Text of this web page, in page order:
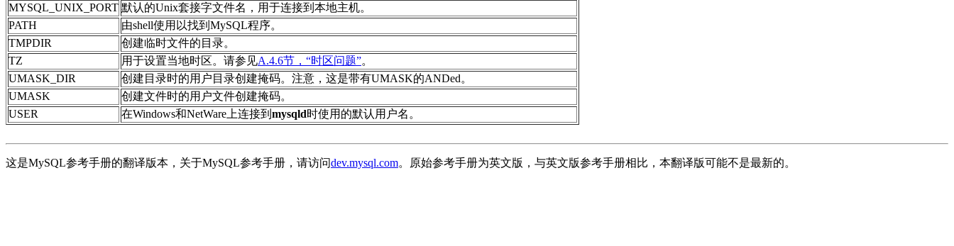
MYSQL_UNIX_PORT 默认的Unix套接字文件名，用于连接到本地主机。
PATH
由shell使用以找到 MySQL程序。
TMPDIR
创建临时文件的目录。
TZ
用于设置当地时区。请参见A.4.6节，“时区问题”。
UMASK_DIR
创建目录时的用户目录创建掩码。注意，这是带有UMASK的ANDed。
UMASK
创建文件时的用户文件创建掩码。
USER
在Windows和NetWare 上连接到 mysqld时使用的默认用户名。
这是MySQL参考手册的翻译版本，关于MySQL参考手册，请访问dev.mysql.com。原始参考手册为英文版，与英文版参考手册相比，本翻译版可能不是最新的。